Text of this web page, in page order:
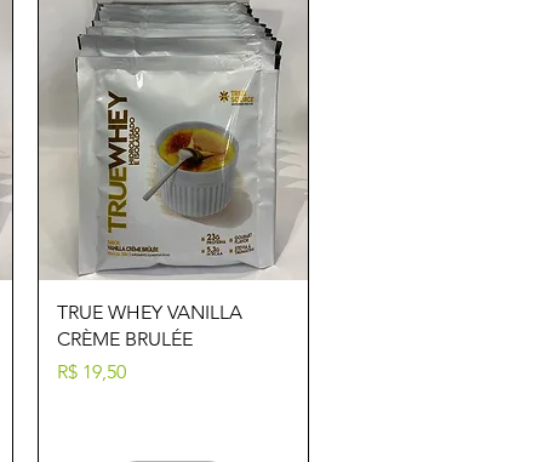
Visualização rápida
TRUE WHEY VANILLA
CRÈME BRULÉE
Preço
R$ 19,50